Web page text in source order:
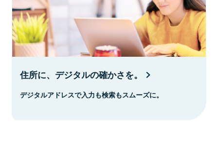
住所に、デジタルの確かさを。
デジタルアドレスで入力も検索もスムーズに。